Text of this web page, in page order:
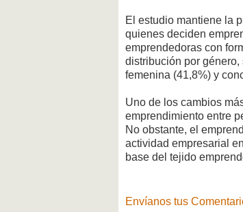
El estudio mantiene la
quienes deciden
emprendedoras con
distribución por
femenina (41,8%) y
Uno de los cambios
emprendimiento entre
No obstante, el
actividad empresarial
base del tejido
Envíanos tus